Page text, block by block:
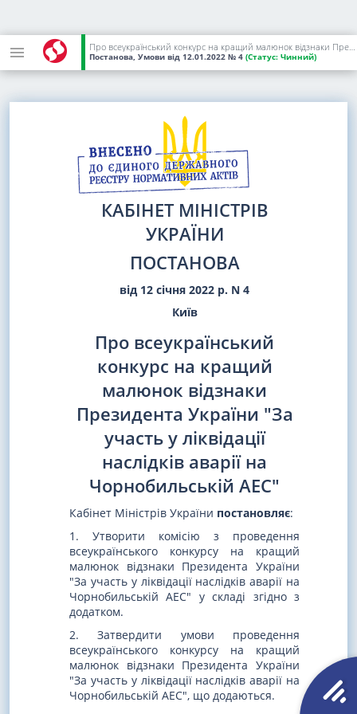
Про всеукраїнський конкурс на кращий малюнок відзнаки Президента України "За участь у ліквідації наслідків аварії на Чорнобильській АЕС"
Постанова, Умови від 12.01.2022 № 4 (Статус: Чинний)
КАБІНЕТ МІНІСТРІВ
УКРАЇНИ
ПОСТАНОВА
від 12 січня 2022 р. N 4
Київ
Про всеукраїнський
конкурс на кращий
малюнок відзнаки
Президента України "За
участь у ліквідації
наслідків аварії на
Чорнобильській АЕС"
Кабінет Міністрів України постановляє:
1. Утворити комісію з проведення
всеукраїнського конкурсу на кращий
малюнок відзнаки Президента України
"За участь у ліквідації наслідків аварії на
Чорнобильській АЕС" у складі згідно з
додатком.
2. Затвердити умови проведення
всеукраїнського конкурсу на кращий
малюнок відзнаки Президента України
"За участь у ліквідації наслідків аварії на
Чорнобильській АЕС", що додаються.